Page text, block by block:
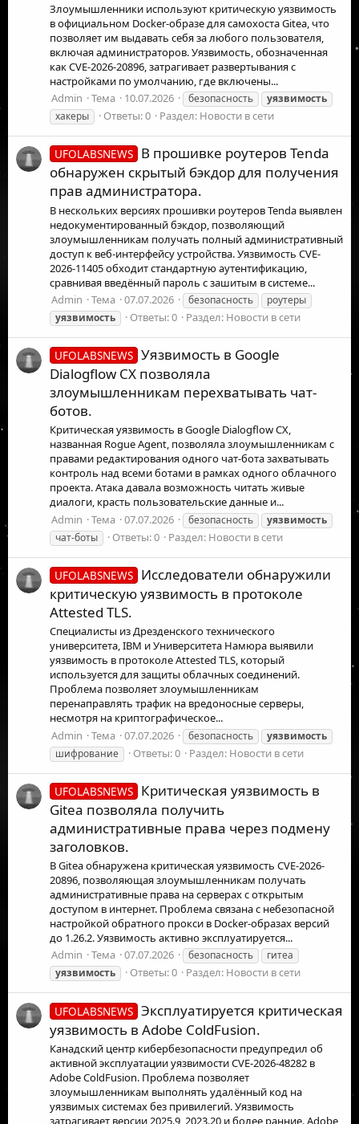
Злоумышленники используют критическую уязвимость
в официальном Docker-образе для самохоста Gitea, что
позволяет им выдавать себя за любого пользователя,
включая администраторов. Уязвимость, обозначенная
как CVE-2026-20896, затрагивает развертывания с
настройками по умолчанию, где включены...
Admin
Тема 10.07.2026 безопасность
уязвимость
хакеры
Ответы: 0 Раздел: Новости в сети
UFOLABSNEWS В прошивке роутеров Tenda
обнаружен скрытый бэкдор для получения
прав администратора.
В нескольких версиях прошивки роутеров Tenda выявлен
недокументированный бэкдор, позволяющий
злоумышленникам получать полный административный
доступ к веб-интерфейсу устройства. Уязвимость CVE-
2026-11405 обходит стандартную аутентификацию,
сравнивая введённый пароль с зашитым в системе...
Admin
Тема 07.07.2026 безопасность
роутеры
уязвимость
Ответы: 0 Раздел: Новости в сети
UFOLABSNEWS Уязвимость в Google
Dialogflow CX позволяла
злоумышленникам перехватывать чат-
ботов.
Критическая уязвимость в Google Dialogflow CX,
названная Rogue Agent, позволяла злоумышленникам с
правами редактирования одного чат-бота захватывать
контроль над всеми ботами в рамках одного облачного
проекта. Атака давала возможность читать живые
диалоги, красть пользовательские данные и...
Admin
Тема 07.07.2026 безопасность
уязвимость
чат-боты
Ответы: 0 Раздел: Новости в сети
UFOLABSNEWS Исследователи обнаружили
критическую уязвимость в протоколе
Attested TLS.
Специалисты из Дрезденского технического
университета, IBM и Университета Намюра выявили
уязвимость в протоколе Attested TLS, который
используется для защиты облачных соединений.
Проблема позволяет злоумышленникам
перенаправлять трафик на вредоносные серверы,
несмотря на криптографическое...
Admin
Тема 07.07.2026 безопасность
уязвимость
шифрование
Ответы: 0 Раздел: Новости в сети
UFOLABSNEWS Критическая уязвимость в
Gitea позволяла получить
административные права через подмену
заголовков.
В Gitea обнаружена критическая уязвимость CVE-2026-
20896, позволяющая злоумышленникам получать
административные права на серверах с открытым
доступом в интернет. Проблема связана с небезопасной
настройкой обратного прокси в Docker-образах версий
до 1.26.2. Уязвимость активно эксплуатируется...
Admin
Тема 07.07.2026 безопасность
гитеа
уязвимость
Ответы: 0 Раздел: Новости в сети
UFOLABSNEWS Эксплуатируется критическая
уязвимость в Adobe ColdFusion.
Канадский центр кибербезопасности предупредил об
активной эксплуатации уязвимости CVE-2026-48282 в
Adobe ColdFusion. Проблема позволяет
злоумышленникам выполнять удалённый код на
уязвимых системах без привилегий. Уязвимость
затрагивает версии 2025.9, 2023.20 и более ранние. Adobe